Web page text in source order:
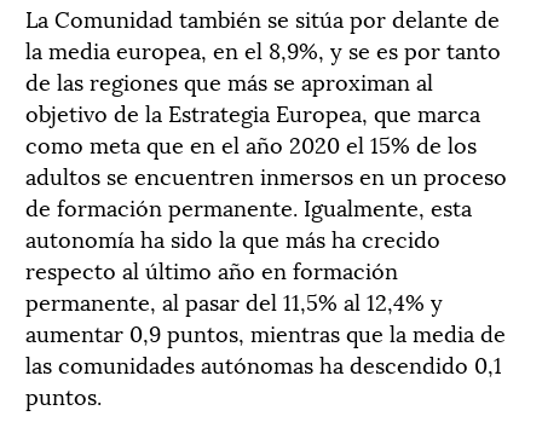
La Comunidad también se sitúa por delante de
la media europea, en el 8,9%, y se es por tanto
de las regiones que más se aproximan al
objetivo de la Estrategia Europea, que marca
como meta que en el año 2020 el 15% de los
adultos se encuentren inmersos en un proceso
de formación permanente. Igualmente, esta
autonomía ha sido la que más ha crecido
respecto al último año en formación
permanente, al pasar del 11,5% al 12,4% y
aumentar 0,9 puntos, mientras que la media de
las comunidades autónomas ha descendido 0,1
puntos.